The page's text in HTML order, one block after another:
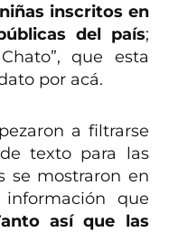
inscritos en
del país;
que esta
por acá.
a filtrarse
texto para las
se mostraron en
que
así que las